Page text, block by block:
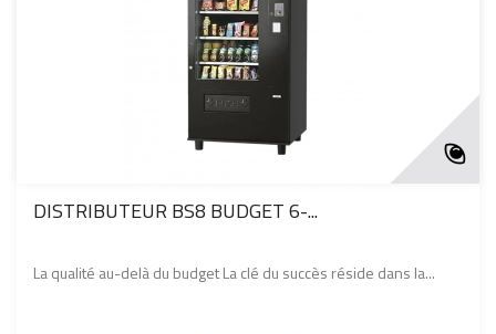
DISTRIBUTEUR BS8 BUDGET 6-...
La qualité au-delà du budget La clé du succès réside dans la...